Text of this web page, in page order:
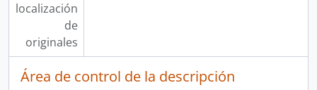
localización
de
originales
Área de control de la descripción